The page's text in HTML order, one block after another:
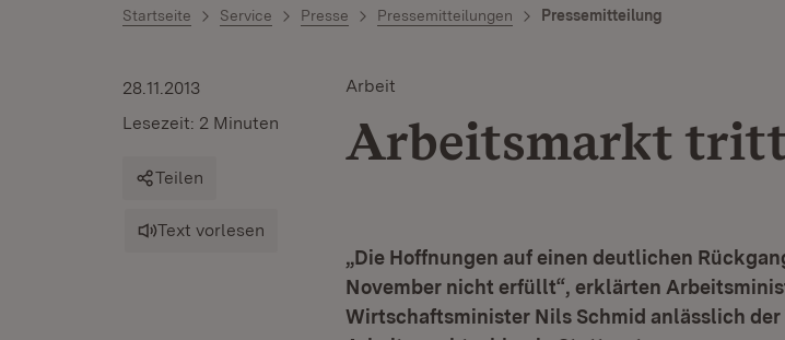
Startseite Service Presse Pressemitteilungen Pressemitteilung
Arbeit
Arbeitsmarkt tritt
28.11.2013
Lesezeit: 2 Minuten
Teilen
Text vorlesen
„Die Hoffnungen auf einen deutlichen
November nicht erfüllt“, erklärten
Wirtschaftsminister Nils Schmid anlässlich